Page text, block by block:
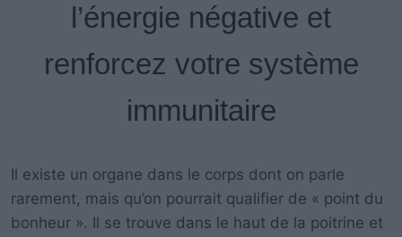
l’énergie négative et
renforcez votre système
immunitaire
Il existe un organe dans le corps dont on parle
rarement, mais qu’on pourrait qualifier de « point du
bonheur ». Il se trouve dans le haut de la poitrine et